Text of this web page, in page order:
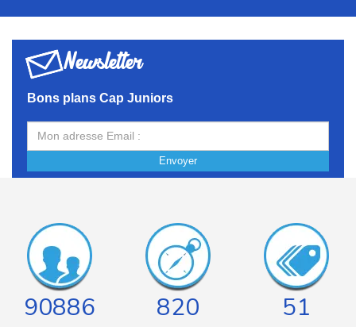
Newsletter
Bons plans Cap Juniors
Envoyer
90886 820 51